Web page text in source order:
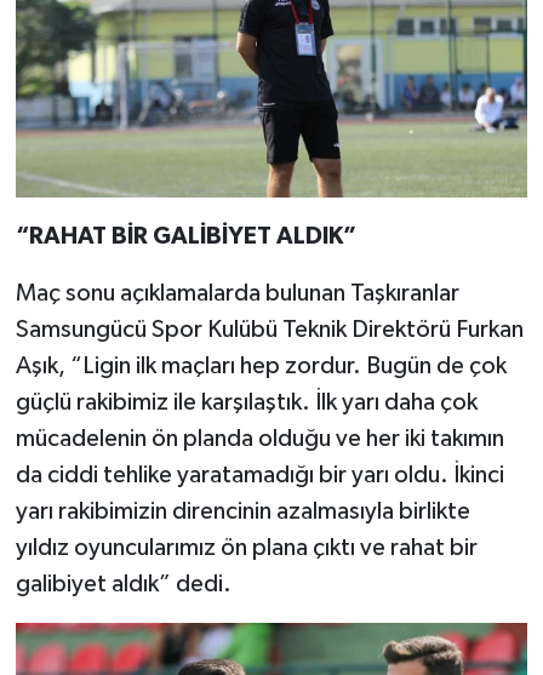
“RAHAT BİR GALİBİYET ALDIK”
Maç sonu açıklamalarda bulunan Taşkıranlar
Samsungücü Spor Kulübü Teknik Direktörü Furkan
Aşık, “Ligin ilk maçları hep zordur. Bugün de çok
güçlü rakibimiz ile karşılaştık. İlk yarı daha çok
mücadelenin ön planda olduğu ve her iki takımın
da ciddi tehlike yaratamadığı bir yarı oldu. İkinci
yarı rakibimizin direncinin azalmasıyla birlikte
yıldız oyuncularımız ön plana çıktı ve rahat bir
galibiyet aldık” dedi.